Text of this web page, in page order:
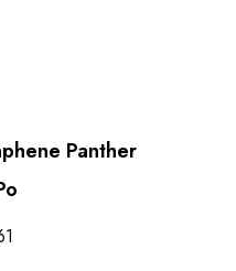
Panther